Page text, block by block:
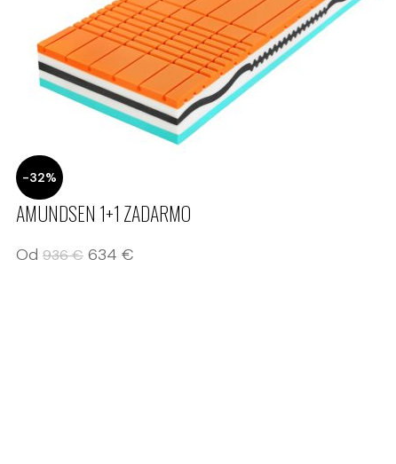
-32%
AMUNDSEN 1+1 ZADARMO
Od 936€ 634 €